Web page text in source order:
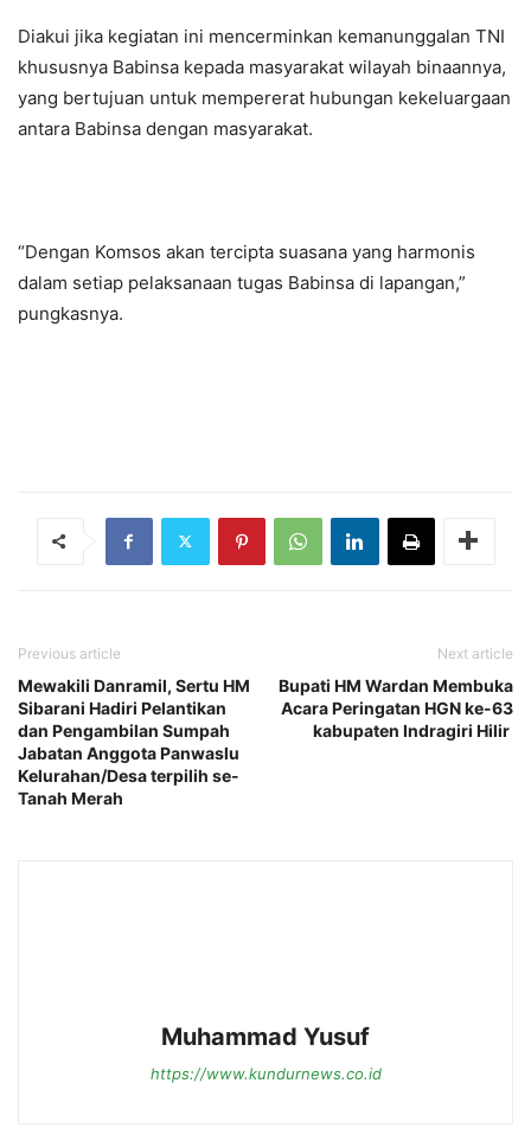
Diakui jika kegiatan ini mencerminkan kemanunggalan TNI
khususnya Babinsa kepada masyarakat wilayah binaannya,
yang bertujuan untuk mempererat hubungan kekeluargaan
antara Babinsa dengan masyarakat.
“Dengan Komsos akan tercipta suasana yang harmonis
dalam setiap pelaksanaan tugas Babinsa di lapangan,”
pungkasnya.
Previous article
Mewakili Danramil, Sertu HM
Sibarani Hadiri Pelantikan
dan Pengambilan Sumpah
Jabatan Anggota Panwaslu
Kelurahan/Desa terpilih se-
Tanah Merah
Next article
Bupati HM Wardan Membuka
Acara Peringatan HGN ke-63
kabupaten Indragiri Hilir
Muhammad Yusuf
https://www.kundurnews.co.id